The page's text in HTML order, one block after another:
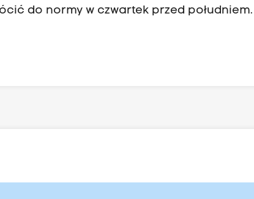
do normy w czwartek przed południem.